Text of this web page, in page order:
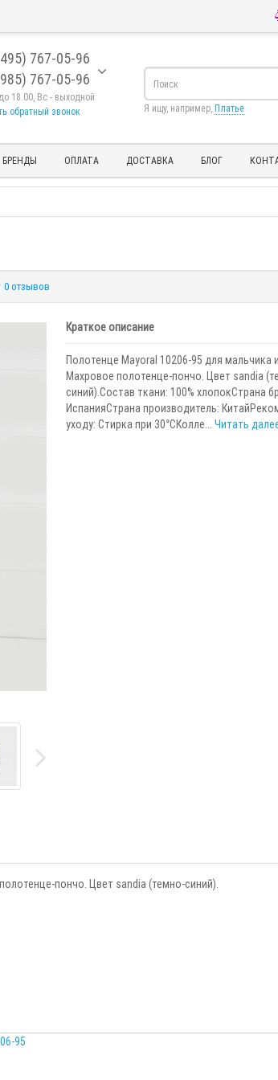
767-05-96
767-05-96
18.00, Вс - выходной
обратный звонок
Я ищу, например, Платье
БРЕНДЫ ОПЛАТА ДОСТАВКА БЛОГ
0 отзывов
Краткое описание
Полотенце Mayoral 10206-95 для мальчика
Махровое полотенце-пончо. Цвет sandia
синий).Состав ткани: 100% хлопокСтрана
ИспанияСтрана производитель:
уходу: Стирка при 30°СКолле... Читать
пончо. Цвет sandia (темно-синий).
95